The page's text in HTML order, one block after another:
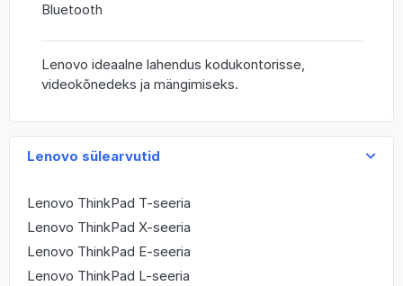
Lenovo sülearvutid
Lenovo ThinkPad T-seeria
Lenovo ThinkPad X-seeria
Lenovo ThinkPad E-seeria
Lenovo ThinkPad L-seeria
Bluetooth
Lenovo ideaalne lahendus kodukontorisse,
videokõnedeks ja mängimiseks.